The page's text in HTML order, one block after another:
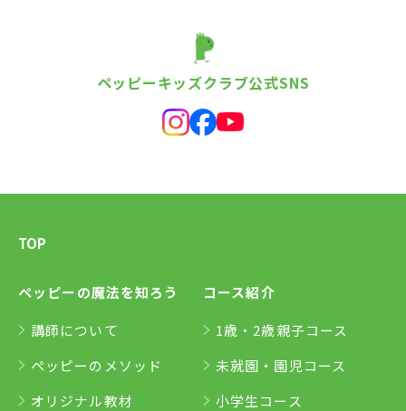
ペッピーキッズクラブ公式SNS
TOP
ペッピーの魔法を知ろう
講師について
ペッピーのメソッド
オリジナル教材
コース紹介
1歳・2歳親子コース
未就園・園児コース
小学生コース